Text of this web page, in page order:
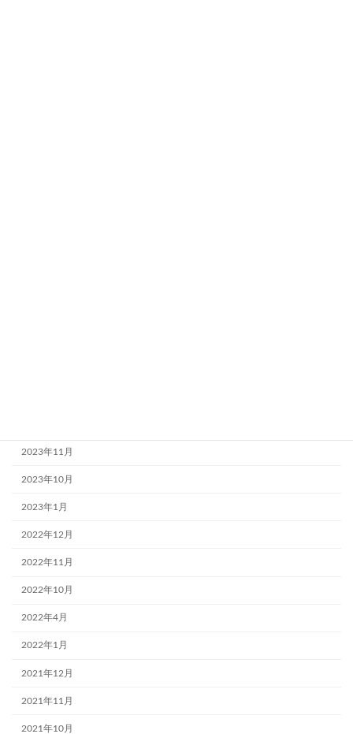
2023年11月
2023年10月
2023年1月
2022年12月
2022年11月
2022年10月
2022年4月
2022年1月
2021年12月
2021年11月
2021年10月